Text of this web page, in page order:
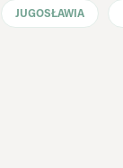
JUGOSŁAWIA